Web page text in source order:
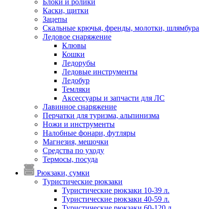
Блоки и ролики
Каски, щитки
Зацепы
Скальные крючья, френды, молотки, шлямбура
Ледовое снаряжение
Клювы
Кошки
Ледорубы
Ледовые инструменты
Ледобур
Темляки
Аксессуары и запчасти для ЛС
Лавинное снаряжение
Перчатки для туризма, альпинизма
Ножи и инструменты
Налобные фонари, футляры
Магнезия, мешочки
Средства по уходу
Термосы, посуда
Рюкзаки, сумки
Туристические рюкзаки
Туристические рюкзаки 10-39 л.
Туристические рюкзаки 40-59 л.